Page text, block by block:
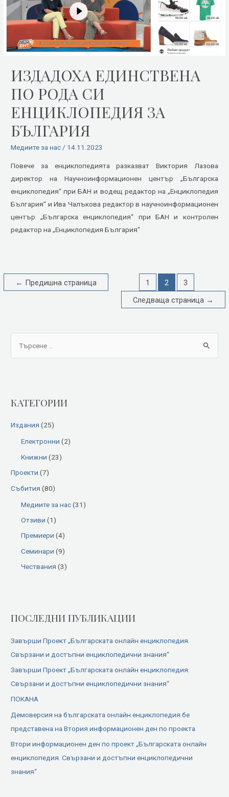
ИЗДАДОХА ЕДИНСТВЕНА
ПО РОДА СИ
ЕНЦИКЛОПЕДИЯ ЗА
БЪЛГАРИЯ
Медиите за нас/ 14.11.2023
Повече за енциклопедията разказват Виктория Лазова
директор на Научноинформационен център „Българска
енциклопедия“ при БАН и водещ редактор на „Енциклопедия
България“ и Ива Чалъкова редактор в научноинформационен
център „Българска енциклопедия“ при БАН и контролен
редактор на „Енциклопедия България“
← Предишна страница 1 2
3
Следваща страница →
c
:
КАТЕГОРИИ
Издания (25)
Електронни (2)
Книжни (23)
Проекти (7)
Събития (80)
Медиите за нас(31)
Отзиви (1)
Премиери (4)
Семинари (9)
Чествания (3)
ПОСЛЕДНИ ПУБЛИКАЦИИ
Завърши Проект „Българската онлайн енциклопедия.
Свързани и достъпни енциклопедични знания“
Завърши Проект „Българската онлайн енциклопедия.
Свързани и достъпни енциклопедични знания“
ПОКАНА
Демоверсия на българската онлайн енциклопедия бе
представена на Втория информационен ден по проекта
Втори информационен ден по проект „Българската онлайн
енциклопедия. Свързани и достъпни енциклопедични
знания“